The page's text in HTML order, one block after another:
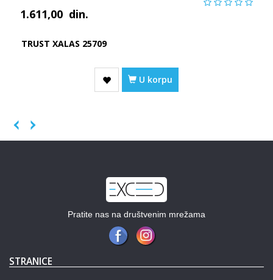
1.611,00 din.
TRUST XALAS 25709
U korpu
Pratite nas na društvenim mrežama
STRANICE